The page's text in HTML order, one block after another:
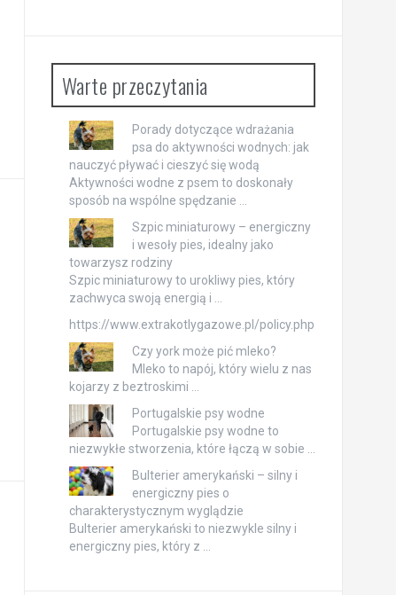
Warte przeczytania
Porady dotyczące wdrażania
psa do aktywności wodnych: jak
nauczyć pływać i cieszyć się wodą
Aktywności wodne z psem to doskonały
sposób na wspólne spędzanie …
Szpic miniaturowy – energiczny
i wesoły pies, idealny jako
towarzysz rodziny
Szpic miniaturowy to urokliwy pies, który
zachwyca swoją energią i …
https://www.extrakotlygazowe.pl/policy.php
Czy york może pić mleko?
Mleko to napój, który wielu z nas
kojarzy z beztroskimi …
Portugalskie psy wodne
Portugalskie psy wodne to
niezwykłe stworzenia, które łączą w sobie …
Bulterier amerykański – silny i
energiczny pies o
charakterystycznym wyglądzie
Bulterier amerykański to niezwykle silny i
energiczny pies, który z …